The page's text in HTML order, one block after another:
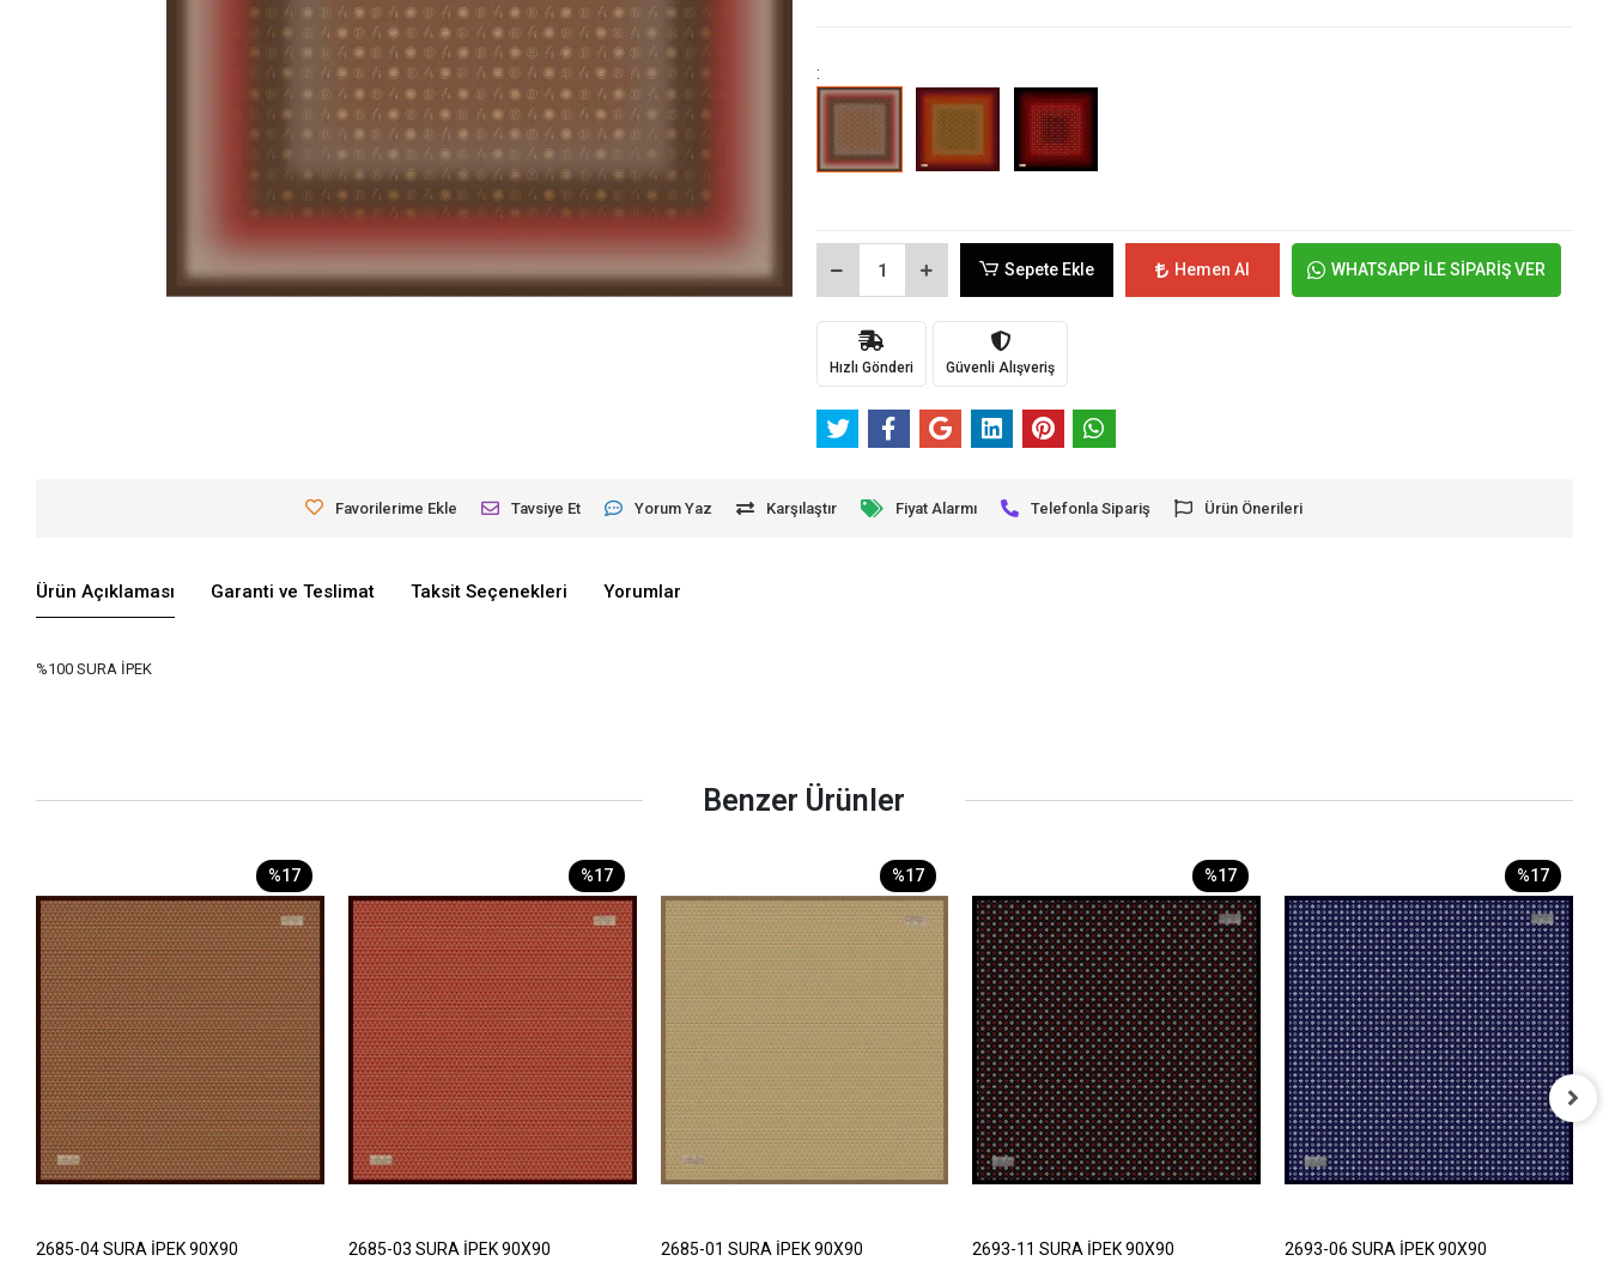
:
Sepete Ekle Hemen Al WHATSAPP İLE SİPARİŞ VER
Hızlı Gönderi Güvenli Alışveriş
Favorilerime Ekle Tavsiye Et Yorum Yaz Karşılaştır Fiyat Alarmı Telefonla Sipariş Ürün Önerileri
Ürün Açıklaması Garanti ve Teslimat Taksit Seçenekleri Yorumlar
%100 SURA İPEK
Benzer Ürünler
%17
2685-04 SURA İPEK 90X90
%17
2685-03 SURA İPEK 90X90
%17
2685-01 SURA İPEK 90X90
%17
2693-11 SURA İPEK 90X90
%17
2693-06 SURA İPEK 90X90